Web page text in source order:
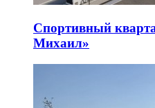
Спортивный
Михаил»